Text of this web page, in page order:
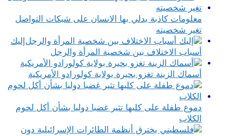
معلومات كاذبة يدلي بها الانسان على شبكات التواصل
تغير شخصيته
إليك
أسباب الاختلاف بين شخصية المرأة والرجل
أسماك الزينة تغزو بحيرة بولاية كولورادو الأمريكية
دموع طفلة على كلبها تثير غضبا دوليا بشأن أكل لحوم
الكلاب